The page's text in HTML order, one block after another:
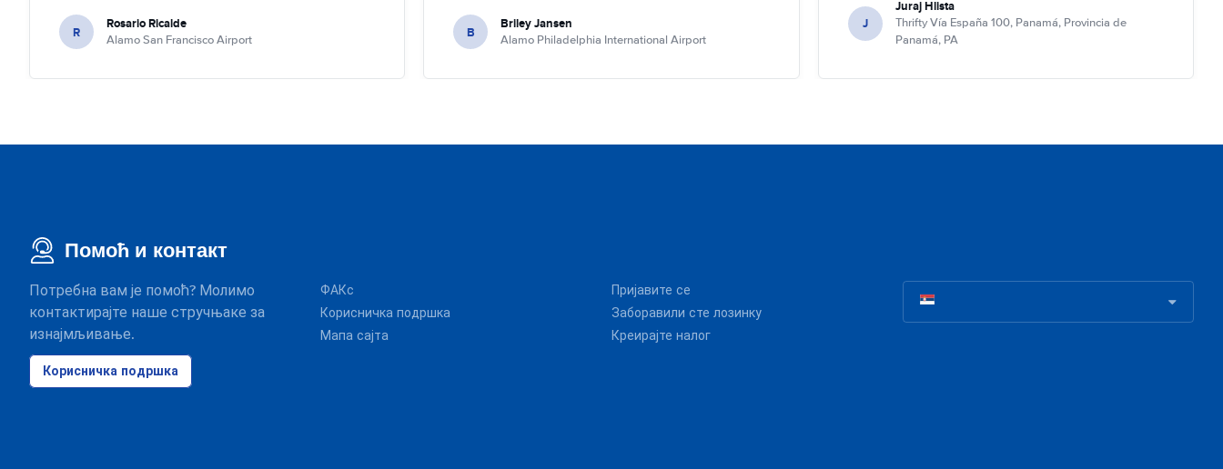
R Rosario Ricalde
Alamo San Francisco Airport B Briley Jansen
Alamo Philadelphia International Airport
J
Juraj Hlista
Thrifty Vía España 100, Panamá, Provincia de
Panamá, PA
Помоћ и контакт
Потребна вам је помоћ? Молимо
контактирајте наше стручњаке за
изнајмљивање.
Корисничка подршка
ФАКс
Корисничка подршка
Мапа сајта
Пријавите се
Заборавили сте лозинку
Креирајте налог